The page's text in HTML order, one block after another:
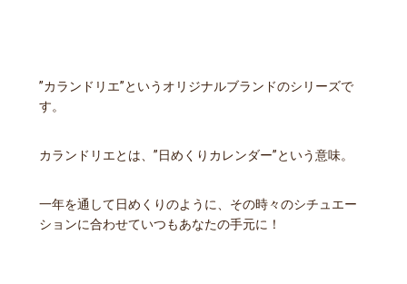
”カランドリエ”というオリジナルブランドのシリーズで
す。
カランドリエとは、”日めくりカレンダー”という意味。
一年を通して日めくりのように、その時々のシチュエー
ションに合わせていつもあなたの手元に！